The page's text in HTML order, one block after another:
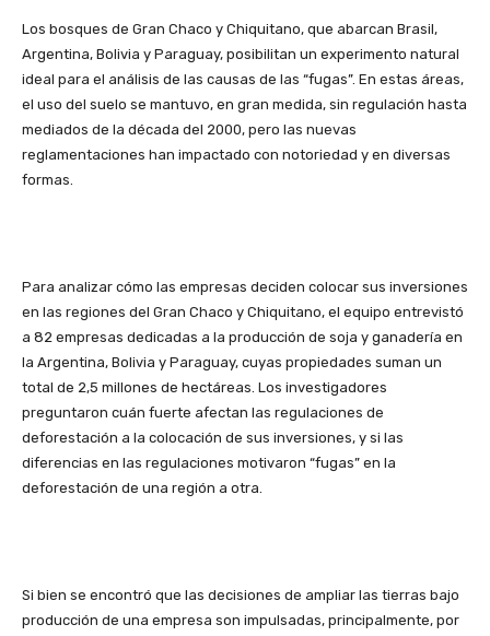
Los bosques de Gran Chaco y Chiquitano, que abarcan Brasil,
Argentina, Bolivia y Paraguay, posibilitan un experimento natural
ideal para el análisis de las causas de las “fugas”. En estas áreas,
el uso del suelo se mantuvo, en gran medida, sin regulación hasta
mediados de la década del 2000, pero las nuevas
reglamentaciones han impactado con notoriedad y en diversas
formas.
Para analizar cómo las empresas deciden colocar sus inversiones
en las regiones del Gran Chaco y Chiquitano, el equipo entrevistó
a 82 empresas dedicadas a la producción de soja y ganadería en
la Argentina, Bolivia y Paraguay, cuyas propiedades suman un
total de 2,5 millones de hectáreas. Los investigadores
preguntaron cuán fuerte afectan las regulaciones de
deforestación a la colocación de sus inversiones, y si las
diferencias en las regulaciones motivaron “fugas” en la
deforestación de una región a otra.
Si bien se encontró que las decisiones de ampliar las tierras bajo
producción de una empresa son impulsadas, principalmente, por